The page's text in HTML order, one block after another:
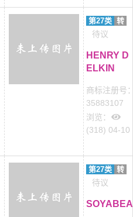
第27类 转
待议
HENRY D
ELKIN
商标注册号
35883107
浏览：
(318) 04-10
第27类 转
待议